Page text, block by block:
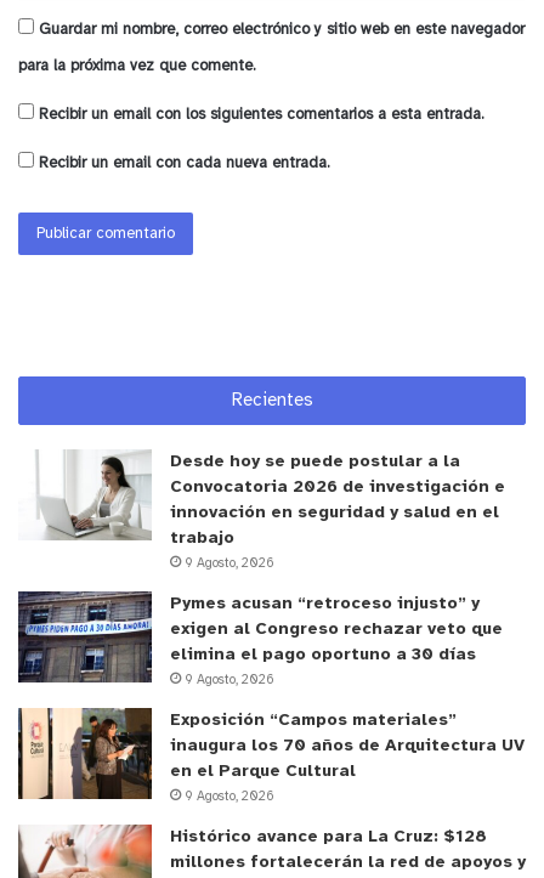
Guardar mi nombre, correo electrónico y sitio web en este navegador
para la próxima vez que comente.
Recibir un email con los siguientes comentarios a esta entrada.
Recibir un email con cada nueva entrada.
Recientes
Desde hoy se puede postular a la
Convocatoria 2026 de investigación e
innovación en seguridad y salud en el
trabajo
9 Agosto, 2026
Pymes acusan “retroceso injusto” y
exigen al Congreso rechazar veto que
elimina el pago oportuno a 30 días
9 Agosto, 2026
Exposición “Campos materiales”
inaugura los 70 años de Arquitectura UV
en el Parque Cultural
9 Agosto, 2026
Histórico avance para La Cruz: $128
millones fortalecerán la red de apoyos y